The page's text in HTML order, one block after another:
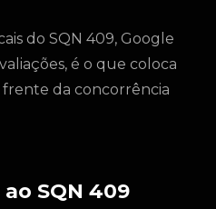
do SQN 409, Google
é o que coloca
da concorrência
SQN 409